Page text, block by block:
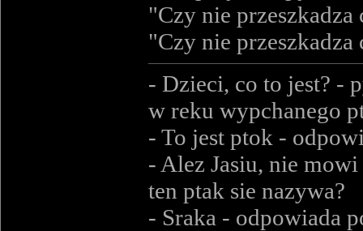
"Czy nie
"Czy nie
- Dzieci, co to jest? -
w reku wypchanego
- To jest ptok -
- Alez Jasiu, nie
ten ptak sie nazywa?
- Sraka - odpowiada